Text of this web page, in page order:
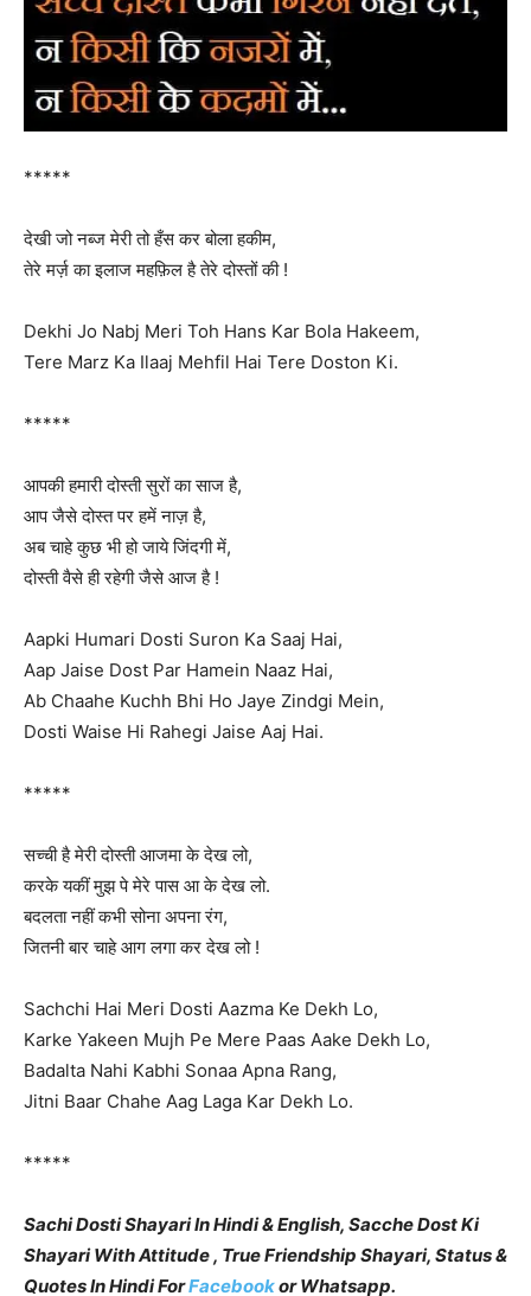
*****
देखी जो नब्ज मेरी तो हँस कर बोला हकीम,
तेरे मर्ज़ का इलाज महफ़िल है तेरे दोस्तों की !
Dekhi Jo Nabj Meri Toh Hans Kar Bola Hakeem,
Tere Marz Ka Ilaaj Mehfil Hai Tere Doston Ki.
*****
आपकी हमारी दोस्ती सुरों का साज है,
आप जैसे दोस्त पर हमें नाज़ है,
अब चाहे कुछ भी हो जाये जिंदगी में,
दोस्ती वैसे ही रहेगी जैसे आज है !
Aapki Humari Dosti Suron Ka Saaj Hai,
Aap Jaise Dost Par Hamein Naaz Hai,
Ab Chaahe Kuchh Bhi Ho Jaye Zindgi Mein,
Dosti Waise Hi Rahegi Jaise Aaj Hai.
*****
सच्ची है मेरी दोस्ती आजमा के देख लो,
करके यकीं मुझ पे मेरे पास आ के देख लो.
बदलता नहीं कभी सोना अपना रंग,
जितनी बार चाहे आग लगा कर देख लो !
Sachchi Hai Meri Dosti Aazma Ke Dekh Lo,
Karke Yakeen Mujh Pe Mere Paas Aake Dekh Lo,
Badalta Nahi Kabhi Sonaa Apna Rang,
Jitni Baar Chahe Aag Laga Kar Dekh Lo.
*****
Sachi Dosti Shayari In Hindi & English, Sacche Dost Ki
Shayari With Attitude , True Friendship Shayari, Status &
Quotes In HindiForFacebookor Whatsapp.